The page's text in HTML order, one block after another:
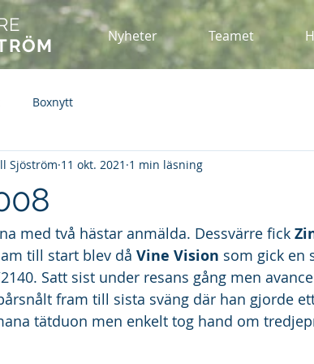
Nyheter Teamet
Boxnytt
Sjöström 11 okt. 2021 1 min läsning
med två hästar anmälda. Dessvärre fick
till start blev då Vine Vision som gick en
Satt sist under resans gång men
fram till sista sväng där han gjorde
tätduon men enkelt tog hand om